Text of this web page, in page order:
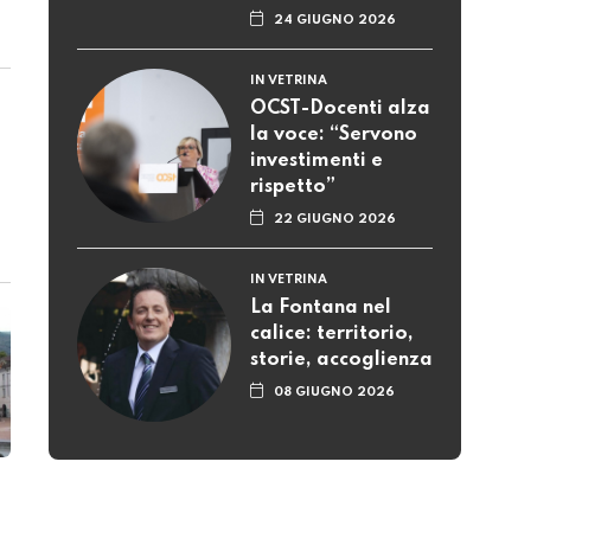
24 GIUGNO 2026
IN VETRINA
OCST-Docenti alza
la voce: “Servono
investimenti e
rispetto”
22 GIUGNO 2026
IN VETRINA
La Fontana nel
calice: territorio,
storie, accoglienza
08 GIUGNO 2026